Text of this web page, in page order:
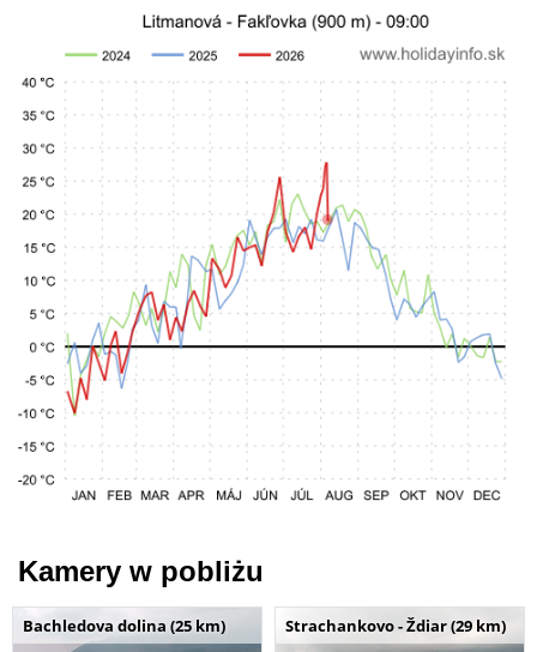
Kamery w pobliżu
Bachledova dolina (25 km) Strachankovo - Ždiar (29 km)